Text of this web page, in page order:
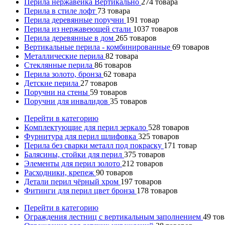
Перила нержавейка Вертикально 274 товара
Перила в стиле лофт 73 товара
Перила деревянные поручни 191 товар
Перила из нержавеющей стали 1037 товаров
Перила деревянные в дом 265 товаров
Вертикальные перила - комбинированные 69 товаров
Металлические перила 82 товара
Стеклянные перила 86 товаров
Перила золото, бронза 62 товара
Детские перила 27 товаров
Поручни на стены 59 товаров
Поручни для инвалидов 35 товаров
Перейти в категорию
Комплектующие для перил зеркало 528 товаров
Фурнитура для перил шлифовка 325 товаров
Перила без сварки металл под покраску 171 товар
Балясины, стойки для перил 375 товаров
Элементы для перил золото 212 товаров
Расходники, крепеж 90 товаров
Детали перил чёрный хром 197 товаров
Фитинги для перил цвет бронза 178 товаров
Перейти в категорию
Ограждения лестниц с вертикальным заполнением 49